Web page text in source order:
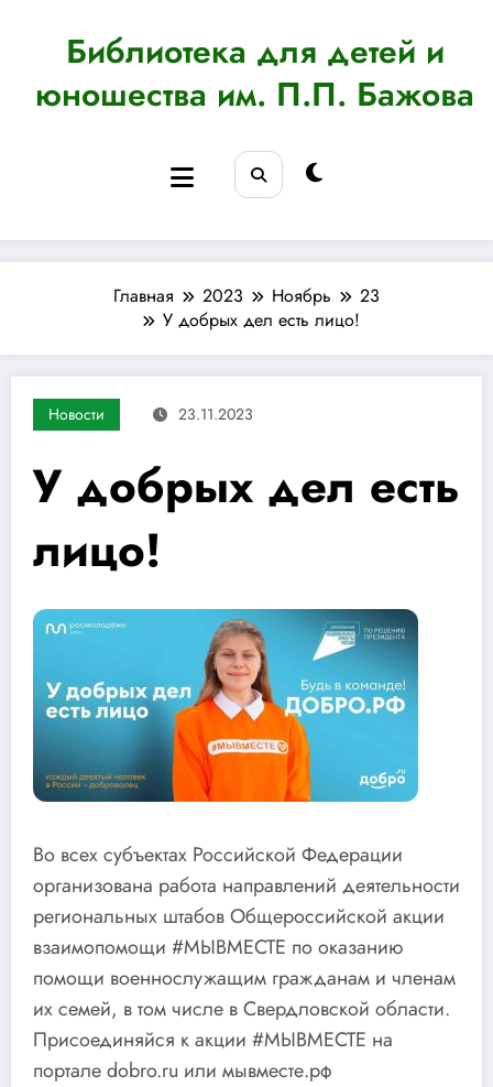
содержимомуБиблиотека для детей и
юношества им. П.П. Бажова
Главная 2023 Ноябрь
23
У добрых дел есть лицо!
Новости 23.11.2023
У добрых дел есть
лицо!
Во всех субъектах Российской Федерации
организована работа направлений деятельности
региональных штабов Общероссийской акции
взаимопомощи #МЫВМЕСТЕ по оказанию
помощи военнослужащим гражданам и членам
их семей, в том числе в Свердловской области.
Присоединяйся к акции #МЫВМЕСТЕ на
портале dobro.ru или мывместе.рф